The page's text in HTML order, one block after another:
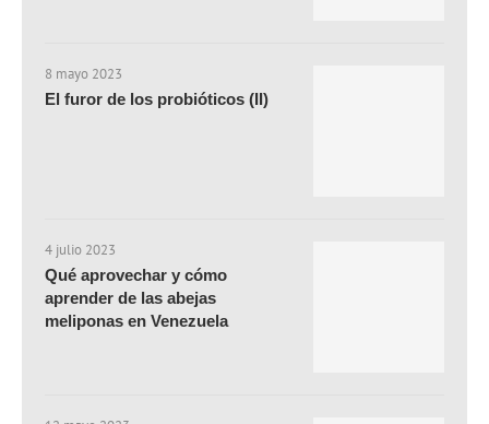
8 mayo 2023
El furor de los probióticos (II)
4 julio 2023
Qué aprovechar y cómo
aprender de las abejas
meliponas en Venezuela